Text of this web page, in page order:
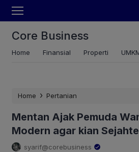
Core Business
Home Finansial Properti
Home › Pertanian
Mentan Ajak Pemuda
Modern agar kian
syarif@corebusiness